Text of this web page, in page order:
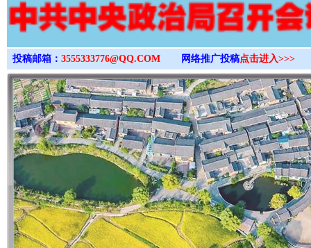
投稿邮箱： 3555333776@QQ.COM 网络推广投稿点击进入>>>